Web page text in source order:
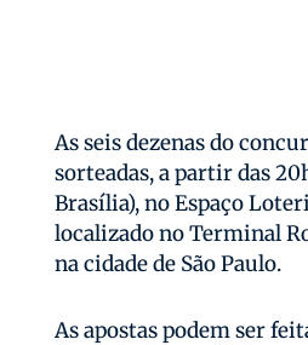
As seis dezenas do
sorteadas, a partir das
Brasília), no Espaço
localizado no Terminal
na cidade de São Paulo.
As apostas podem ser